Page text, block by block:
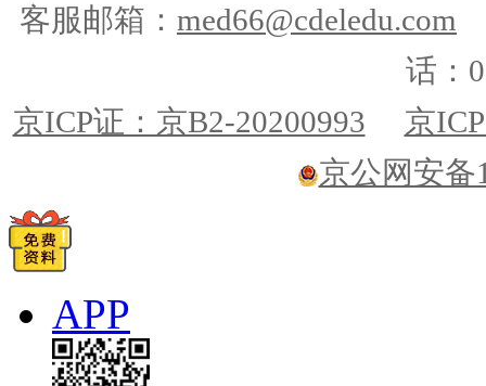
客服邮箱： med66@cdeledu.com
话：
京ICP证：京B2-20200993
京
京公网安备
APP